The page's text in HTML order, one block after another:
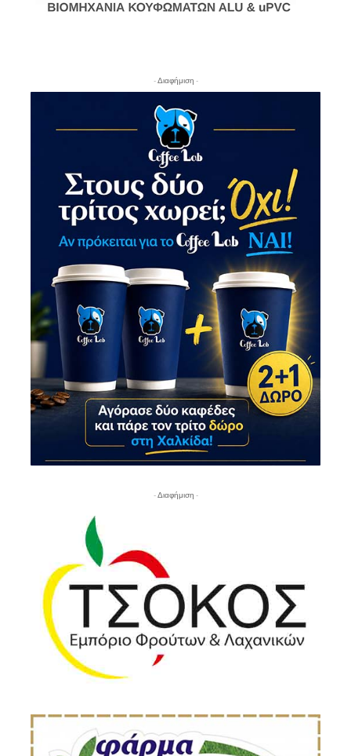
- Διαφήμιση -
- Διαφήμιση -